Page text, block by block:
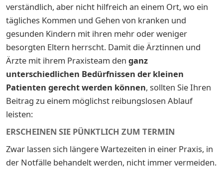
verständlich, aber nicht hilfreich an einem Ort, wo ein
tägliches Kommen und Gehen von kranken und
gesunden Kindern mit ihren mehr oder weniger
besorgten Eltern herrscht. Damit die Ärztinnen und
Ärzte mit ihrem Praxisteam den ganz
unterschiedlichen Bedürfnissen der kleinen
Patienten gerecht werden können, sollten Sie Ihren
Beitrag zu einem möglichst reibungslosen Ablauf
leisten:
ERSCHEINEN SIE PÜNKTLICH ZUM TERMIN
Zwar lassen sich längere Wartezeiten in einer Praxis, in
der Notfälle behandelt werden, nicht immer vermeiden.